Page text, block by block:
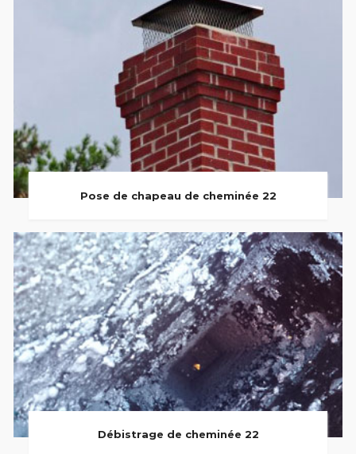
Pose de chapeau de cheminée 22
Débistrage de cheminée 22